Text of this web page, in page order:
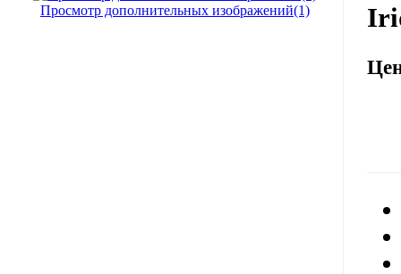
Просмотр дополнительных изображений(1)